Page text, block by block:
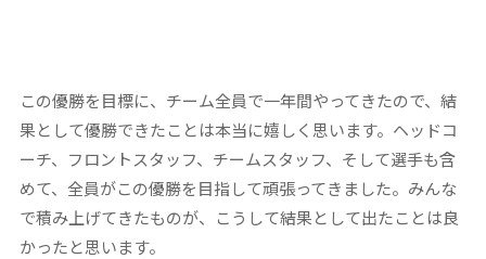
この優勝を目標に、チーム全員で一年間やってきたので、結
果として優勝できたことは本当に嬉しく思います。ヘッドコ
ーチ、フロントスタッフ、チームスタッフ、そして選手も含
めて、全員がこの優勝を目指して頑張ってきました。みんな
で積み上げてきたものが、こうして結果として出たことは良
かったと思います。